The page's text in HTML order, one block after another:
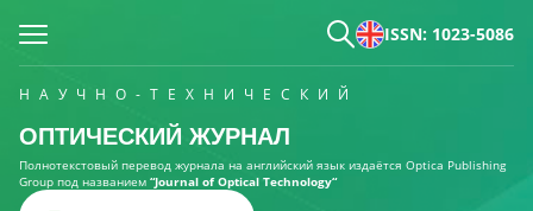
ISSN: 1023-5086
НАУЧНО-ТЕХНИЧЕСКИЙ
ОПТИЧЕСКИЙ ЖУРНАЛ
Полнотекстовый перевод журнала на английский язык издаётся Optica Publishing
Group под названием “Journal of Optical Technology“